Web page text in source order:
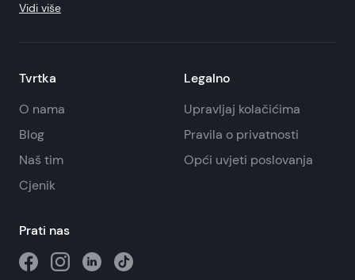
Vidi više
Tvrtka
O nama
Blog
Naš tim
Cjenik
Legalno
Upravljaj kolačićima
Pravila o privatnosti
Opći uvjeti poslovanja
Prati nas